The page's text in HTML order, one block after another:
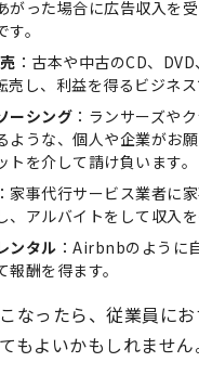
がった場合に広告収入を
。
：古本や中古のCD、
売し、利益を得るビジネス
ーシング ：ランサーズや
ような、個人や企業がお
トを介して請け負います。
：家事代行サービス業者に
、アルバイトをして収入を
ンタル ：Airbnbのように
報酬を得ます。
なったら、従業員に
もよいかもしれません